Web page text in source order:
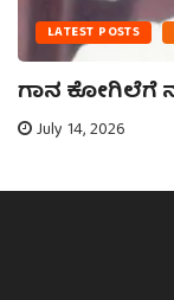
LATEST POSTS
ಗಾನ ಕೋಗಿಲೆಗೆ
July 14, 2026